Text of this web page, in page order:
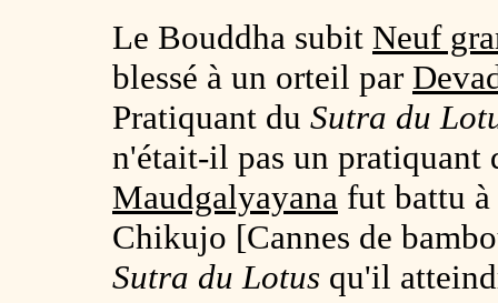
Le Bouddha subit Neuf
blessé à un orteil par
Pratiquant du Sutra du
n'était-il pas un pratiquant
Maudgalyayana fut battu
Chikujo [Cannes de
Sutra du Lotus qu'il